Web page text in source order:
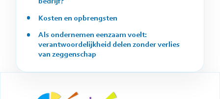
bedrijf?
Kosten en opbrengsten
Als ondernemen eenzaam voelt:
verantwoordelijkheid delen zonder verlies
van zeggenschap